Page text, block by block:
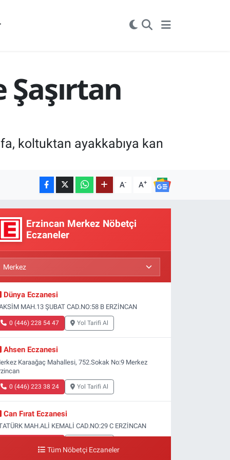
Şaşırtan
koltuktan ayakkabıya kan
A- A+
Erzincan Merkez Nöbetçi
Eczaneler
Dünya Eczanesi
MAH.13 ŞUBAT CAD.NO:58 B ERZİNCAN
0 (446) 228 54 47 Yol Tarifi Al
Ahsen Eczanesi
Karaağaç Mahallesi, 752.Sokak No:9 Merkez
0 (446) 223 38 24 Yol Tarifi Al
Can Fırat Eczanesi
MAH.ALİ KEMALİ CAD.NO:29 C ERZİNCAN
Tüm Nöbetçi Eczaneler